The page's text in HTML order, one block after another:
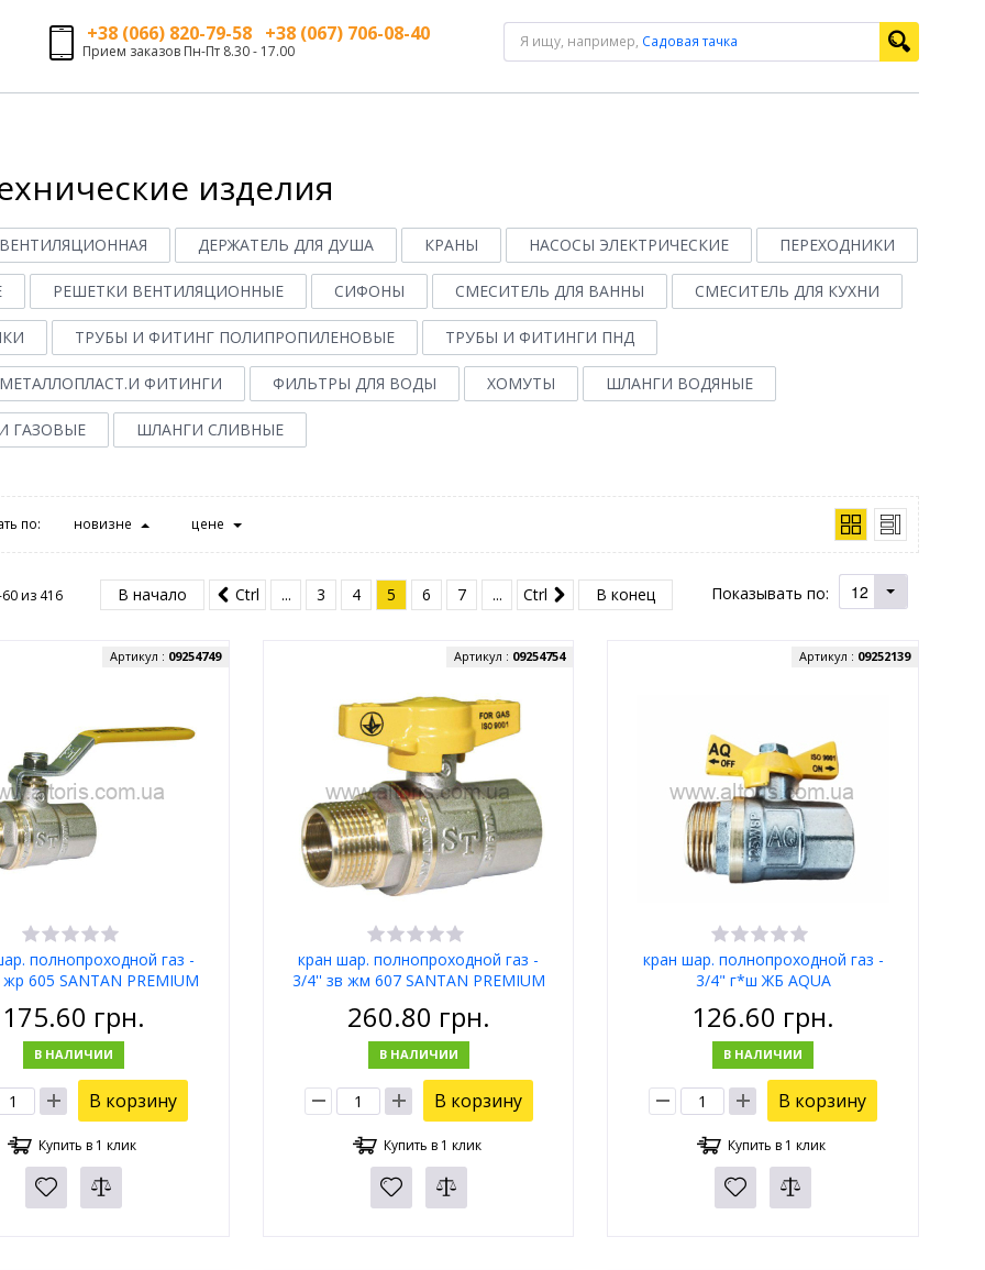
+38 (066) 820-79-58 +38 (067) 706-08-40
Прием заказов Пн-Пт 8.30 - 17.00
Я ищу, например, Садовая тачка
изделия
ДЕРЖАТЕЛЬ ДЛЯ ДУША КРАНЫ НАСОСЫ ЭЛЕКТРИЧЕСКИЕ ПЕРЕХОДНИКИ
РЕШЕТКИ ВЕНТИЛЯЦИОННЫЕ СИФОНЫ СМЕСИТЕЛЬ ДЛЯ ВАННЫ СМЕСИТЕЛЬ ДЛЯ КУХНИ
ТРУБЫ И ФИТИНГ ПОЛИПРОПИЛЕНОВЫЕ ТРУБЫ И ФИТИНГИ ПНД
ФИТИНГИ ФИЛЬТРЫ ДЛЯ ВОДЫ ХОМУТЫ ШЛАНГИ ВОДЯНЫЕ
ГАЗОВЫЕ ШЛАНГИ СЛИВНЫЕ
по: новизне цене
Показывать по: 12
из 416 В начало Ctrl ... 3 4 5 6 7 ... Ctrl В конец
полнопроходной газ -
605 SANTAN PREMIUM
Артикул : 09254749
175.60 грн.
В НАЛИЧИИ
В корзину
Купить в 1 клик
кран шар. полнопроходной газ -
3/4'' зв жм 607 SANTAN PREMIUM
Артикул : 09254754
260.80 грн.
В НАЛИЧИИ
В корзину
Купить в 1 клик
кран шар. полнопроходной газ -
3/4" г*ш ЖБ AQUA
Артикул : 09252139
126.60 грн.
В НАЛИЧИИ
В корзину
Купить в 1 клик